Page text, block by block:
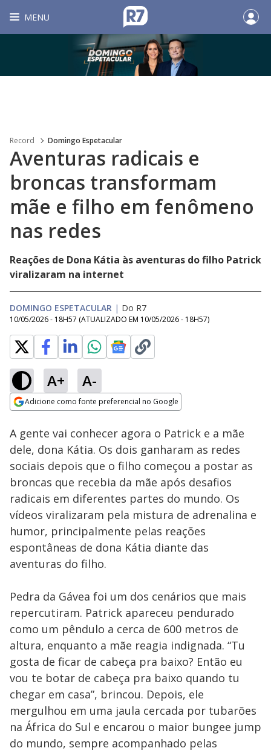
MENU
Record Domingo Espetacular
Aventuras radicais e
broncas transformam
mãe e filho em fenômeno
nas redes
Reações de Dona Kátia às aventuras do filho Patrick
viralizaram na internet
DOMINGO ESPETACULAR | Do R7
10/05/2026 - 18H57 (ATUALIZADO EM 10/05/2026 - 18H57)
A+ A-
Adicione como fonte preferencial no Google
Ativar
Loaded :
16.56%
A gente vai conhecer agora o Patrick e a mãe
dele, dona Kátia. Os dois ganharam as redes
sociais depois que o filho começou a postar as
broncas que recebia da mãe após desafios
radicais em diferentes partes do mundo. Os
vídeos viralizaram pela mistura de adrenalina e
humor, principalmente pelas reações
espontâneas de dona Kátia diante das
aventuras do filho.
Pedra da Gávea foi um dos cenários que mais
repercutiram. Patrick apareceu pendurado
como um pêndulo a cerca de 600 metros de
altura, enquanto a mãe reagia indignada. “Tu
gosta de ficar de cabeça pra baixo? Então eu
vou te botar de cabeça pra baixo quando tu
chegar em casa”, brincou. Depois, ele
mergulhou em uma jaula cercada por tubarões
na África do Sul e encarou o maior bungee jump
do mundo, sempre acompanhado pelas